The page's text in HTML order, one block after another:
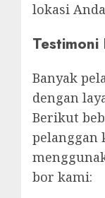
lokasi
Testimoni
Banyak
dengan
Berikut
pelanggan
bor kami: